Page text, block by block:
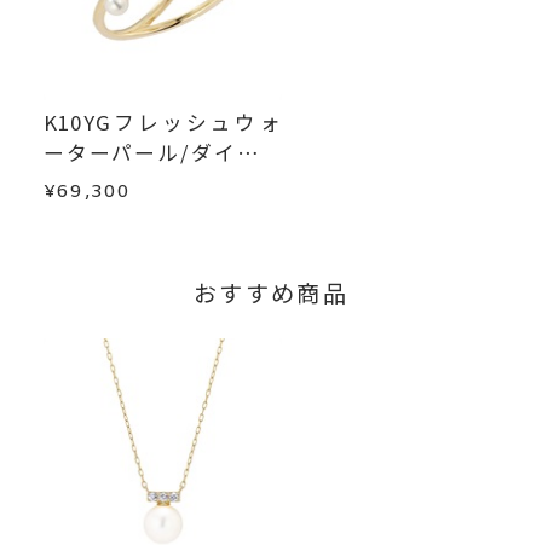
・受注生産の商品
・刻印をお入れした商品
・販売期間が限定されている商品
・過度な交換・返品を繰り返している場合
は、早急に商品を交換させていただきます。
はお問い合わせフォームよりご連絡ください。
この場合の返送料は弊社にて負担いたしますの
で、着払いにてご返送ください。
こちら
K10YGフレッシュウォ
ーターパール/ダイヤモ
ンドリング
¥69,300
おすすめ商品